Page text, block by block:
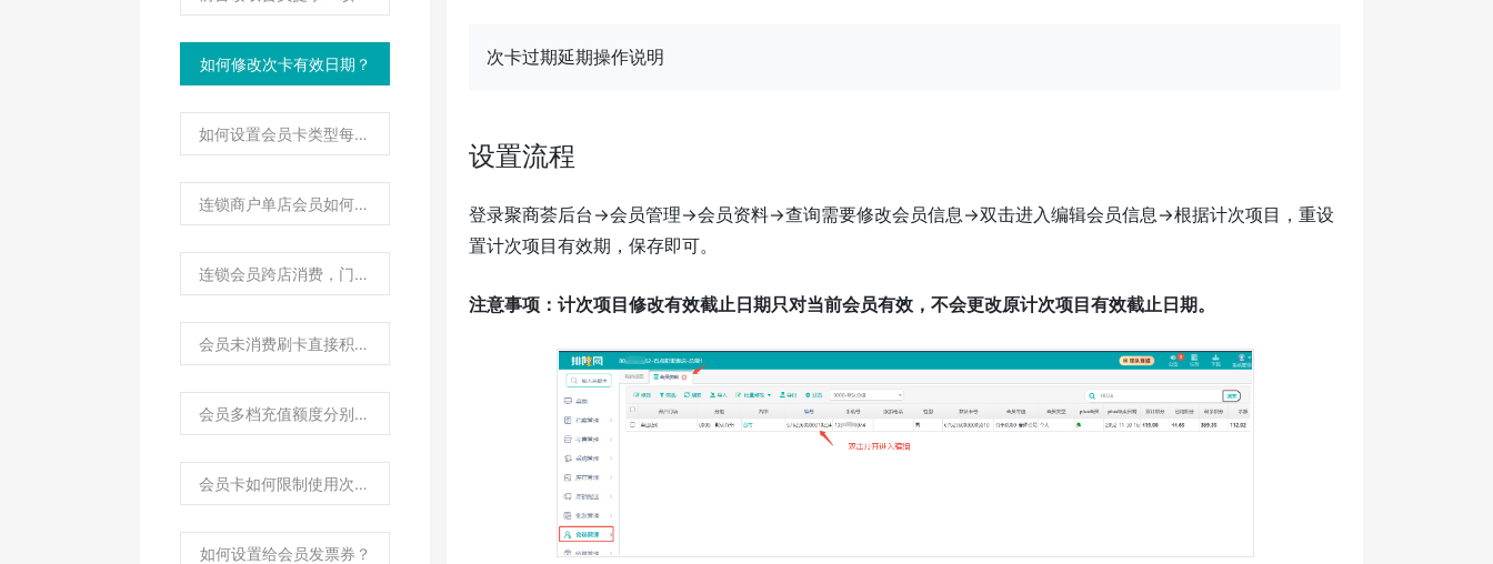
如何修改次卡有效日期？
如何设置会员卡类型每日消费限额？
连锁商户单店会员如何设置？
连锁会员跨店消费，门店如何对账结算？
会员未消费刷卡直接积分如何操作？
会员多档充值额度分别享受不同会员折扣权益如何实现？
会员卡如何限制使用次数？
如何设置给会员发票券？
次卡过期延期操作说明
设置流程
登录聚商荟后台->会员管理->会员资料->查询需要修改会员信息->双击进入编辑会员信息->根据计次项目，重设
置计次项目有效期，保存即可。
注意事项：计次项目修改有效截止日期只对当前会员有效，不会更改原计次项目有效截止日期。